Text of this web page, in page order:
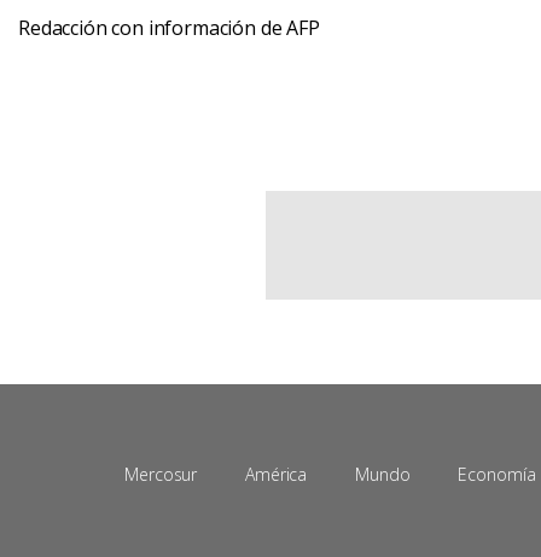
Redacción con información de AFP
Mercosur América Mundo Economía